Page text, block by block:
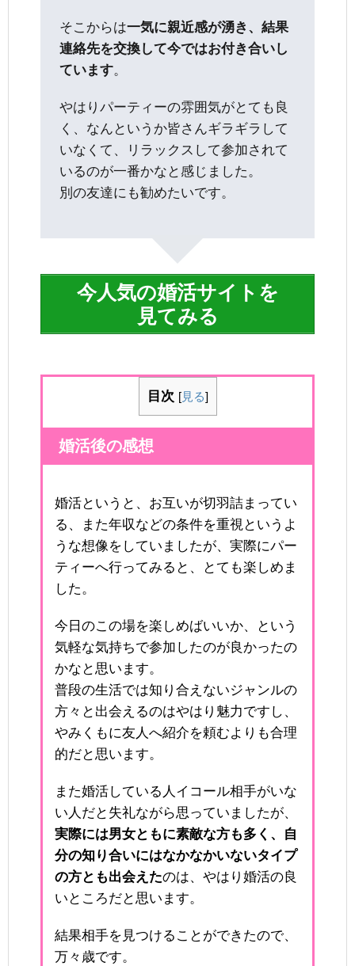
そこからは一気に親近感が湧き、結果
連絡先を交換して今ではお付き合いし
ています。
やはりパーティーの雰囲気がとても良
く、なんというか皆さんギラギラして
いなくて、リラックスして参加されて
いるのが一番かなと感じました。
別の友達にも勧めたいです。
今人気の婚活サイトを
見てみる
目次 [見る]
婚活後の感想
婚活というと、お互いが切羽詰まってい
る、また年収などの条件を重視というよ
うな想像をしていましたが、実際にパー
ティーへ行ってみると、とても楽しめま
した。
今日のこの場を楽しめばいいか、という
気軽な気持ちで参加したのが良かったの
かなと思います。
普段の生活では知り合えないジャンルの
方々と出会えるのはやはり魅力ですし、
やみくもに友人へ紹介を頼むよりも合理
的だと思います。
また婚活している人イコール相手がいな
い人だと失礼ながら思っていましたが、
実際には男女ともに素敵な方も多く、自
分の知り合いにはなかなかいないタイプ
の方とも出会えたのは、やはり婚活の良
いところだと思います。
結果相手を見つけることができたので、
万々歳です。